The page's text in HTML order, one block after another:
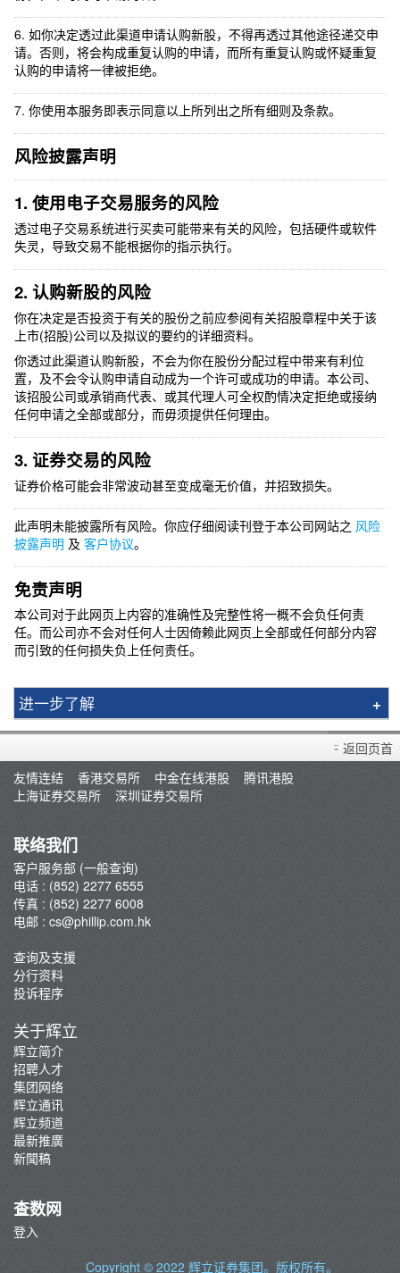
6. 如你决定透过此渠道申请认购新股，不得再透过其他途径递交申
请。否则，将会构成重复认购的申请，而所有重复认购或怀疑重复
认购的申请将一律被拒绝。
7. 你使用本服务即表示同意以上所列出之所有细则及条款。
风险披露声明
1. 使用电子交易服务的风险
透过电子交易系统进行买卖可能带来有关的风险，包括硬件或软件
失灵，导致交易不能根据你的指示执行。
2. 认购新股的风险
你在决定是否投资于有关的股份之前应参阅有关招股章程中关于该
上市(招股)公司以及拟议的要约的详细资料。
你透过此渠道认购新股，不会为你在股份分配过程中带来有利位
置，及不会令认购申请自动成为一个许可或成功的申请。本公司、
该招股公司或承销商代表、或其代理人可全权酌情决定拒绝或接纳
任何申请之全部或部分，而毋须提供任何理由。
3. 证券交易的风险
证券价格可能会非常波动甚至变成毫无价值，并招致损失。
此声明未能披露所有风险。你应仔细阅读刊登于本公司网站之 风险
披露声明 及 客户协议。
免责声明
本公司对于此网页上内容的准确性及完整性将一概不会负任何责
任。而公司亦不会对任何人士因倚赖此网页上全部或任何部分内容
而引致的任何损失负上任何责任。
进一步了解
一般风险
香港股票
沪港通
股票期权
辉立交易场
香港期货
环球期货及期权
基金
杠杆式外汇交易
返回页首
友情连结
香港交易所 中金在线港股
腾讯港股
上海证券交易所
深圳证券交易所
联络我们
客户服务部 (一般查询)
电话 : (852) 2277 6555
传真 : (852) 2277 6008
电邮 : cs@phillip.com.hk
查询及支援
分行资料
投诉程序
关于辉立
辉立简介
招聘人才
集团网络
辉立通讯
辉立频道
最新推廣
新聞稿
查数网
登入
Copyright © 2022 辉立证券集团。版权所有。